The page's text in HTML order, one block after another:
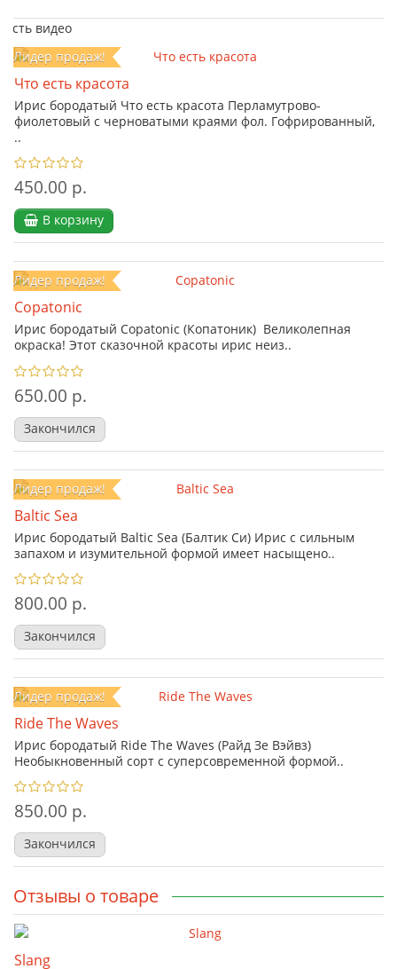
Есть видео
Лидер продаж!
Что есть красота
Ирис бородатый Что есть красота Перламутрово-
фиолетовый с черноватыми краями фол. Гофрированный,
..
450.00 р.
В корзину
Лидер продаж!
Copatonic
Ирис бородатый Copatonic (Копатоник) Великолепная
окраска! Этот сказочной красоты ирис неиз..
650.00 р.
Закончился
Лидер продаж!
Baltic Sea
Ирис бородатый Baltic Sea (Балтик Си) Ирис с сильным
запахом и изумительной формой имеет насыщено..
800.00 р.
Закончился
Лидер продаж!
Ride The Waves
Ирис бородатый Ride The Waves (Райд Зе Вэйвз)
Необыкновенный сорт с суперсовременной формой..
850.00 р.
Закончился
Отзывы о товаре
Slang